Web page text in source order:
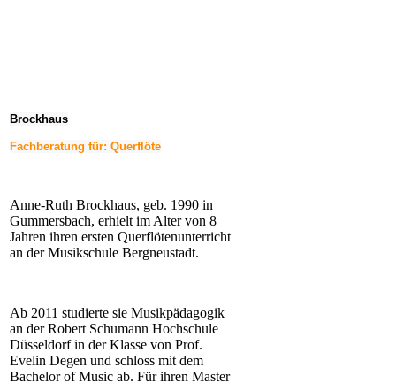
Brockhaus
Fachberatung für: Querflöte
Anne-Ruth Brockhaus, geb. 1990 in
Gummersbach, erhielt im Alter von 8
Jahren ihren ersten Querflötenunterricht
an der Musikschule Bergneustadt.
Ab 2011 studierte sie Musikpädagogik
an der Robert Schumann Hochschule
Düsseldorf in der Klasse von Prof.
Evelin Degen und schloss mit dem
Bachelor of Music ab. Für ihren Master